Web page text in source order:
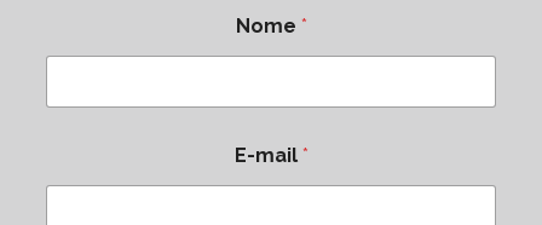
Nome *
E-mail *